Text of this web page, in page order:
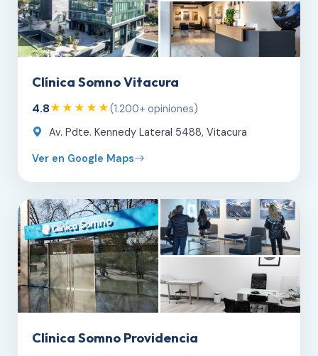
Clínica Somno Vitacura
4.8★★★★★(1.200+ opiniones)
Av. Pdte. Kennedy Lateral 5488, Vitacura
Ver en Google Maps
Clínica Somno Providencia